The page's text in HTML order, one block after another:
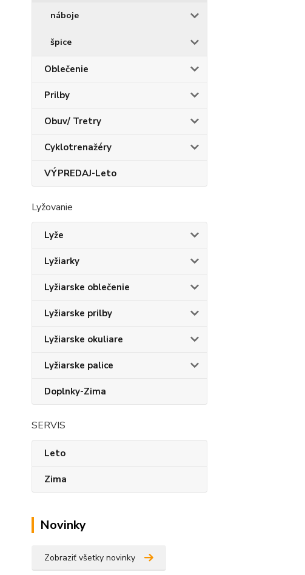
náboje
špice
Oblečenie
Prilby
Obuv/ Tretry
Cyklotrenažéry
VÝPREDAJ-Leto
Lyžovanie
Lyže
Lyžiarky
Lyžiarske oblečenie
Lyžiarske prilby
Lyžiarske okuliare
Lyžiarske palice
Doplnky-Zima
SERVIS
Leto
Zima
Novinky
Zobraziť všetky novinky